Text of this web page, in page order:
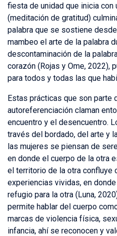
fiesta de unidad que inicia con
(meditación de gratitud)
palabra que se sostiene
mambeo el arte de la palabra
descontaminación de la
corazón (Rojas y Ome, 2022),
para todos y todas las que
Estas prácticas que son parte
autoreferenciación claman
encuentro y el desencuentro.
través del bordado, del arte y
las mujeres se piensan de
en donde el cuerpo de la otra
el territorio de la otra confluye
experiencias vividas, en
refugio para la otra (Luna,
permite hablar del cuerpo
marcas de violencia física,
infancia, ahí se reconocen y